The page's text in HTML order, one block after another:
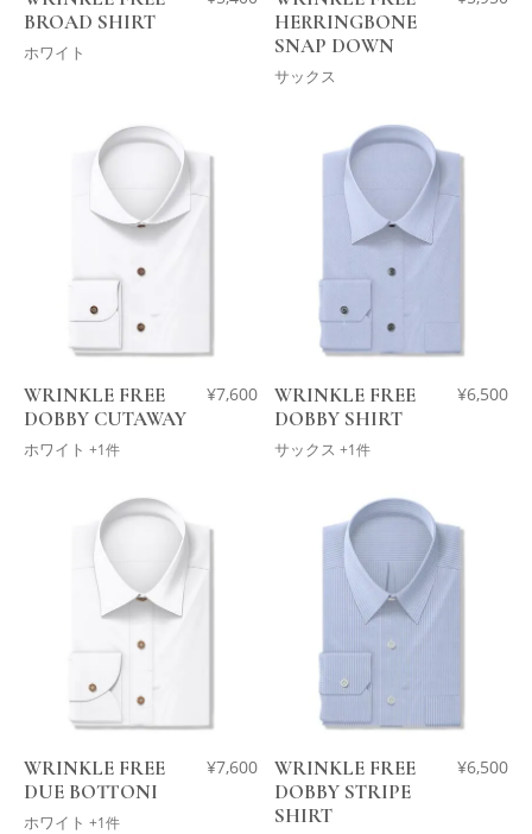
BROAD SHIRT
ホワイト
HERRINGBONE
SNAP DOWN
サックス
WRINKLE FREE
DOBBY CUTAWAY
ホワイト +1件
¥7,600
WRINKLE FREE
DOBBY SHIRT
サックス +1件
¥6,500
WRINKLE FREE
DUE BOTTONI
ホワイト +1件
¥7,600
WRINKLE FREE
DOBBY STRIPE
SHIRT
¥6,500